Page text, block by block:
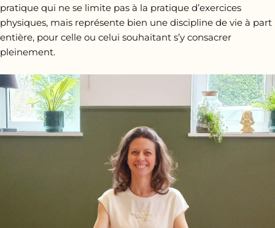
pratique qui ne se limite pas à la pratique d’exercices
physiques, mais représente bien une discipline de vie à part
entière, pour celle ou celui souhaitant s’y consacrer
pleinement.